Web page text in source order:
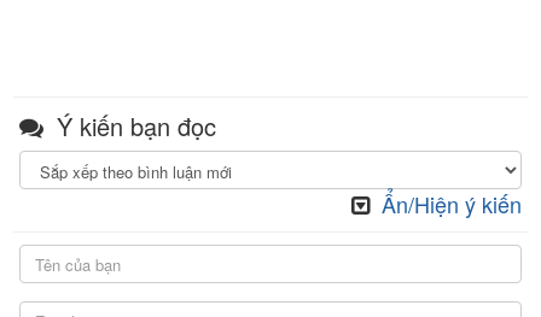
Ý kiến bạn đọc
Ẩn/Hiện ý kiến